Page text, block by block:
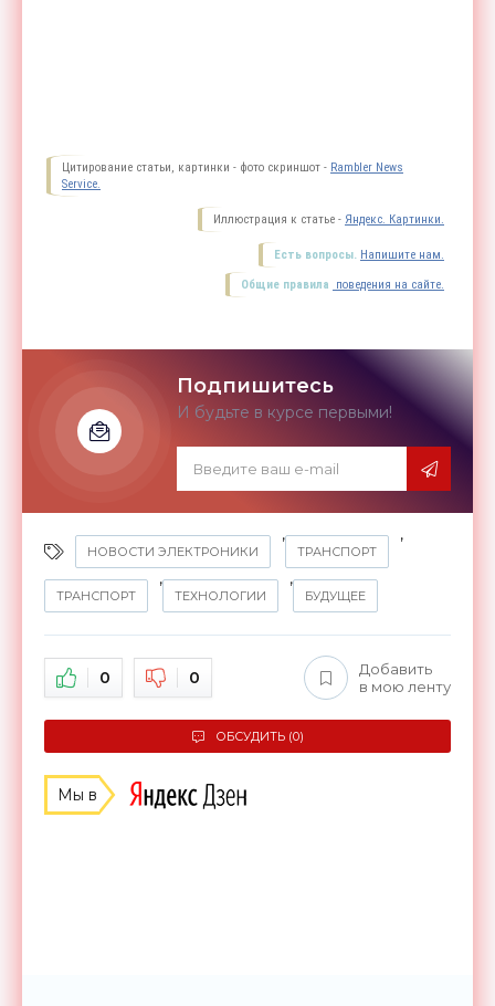
Цитирование статьи, картинки - фото скриншот - Rambler News
Service.
Иллюстрация к статье - Яндекс. Картинки.
Есть вопросы. Напишите нам.
Общие правила поведения на сайте.
Подпишитесь
И будьте в курсе первыми!
НОВОСТИ ЭЛЕКТРОНИКИ
,
ТРАНСПОРТ
,
ТРАНСПОРТ
,
ТЕХНОЛОГИИ
,
БУДУЩЕЕ
0 0
Добавить
в мою ленту
ОБСУДИТЬ (0)
Мы в